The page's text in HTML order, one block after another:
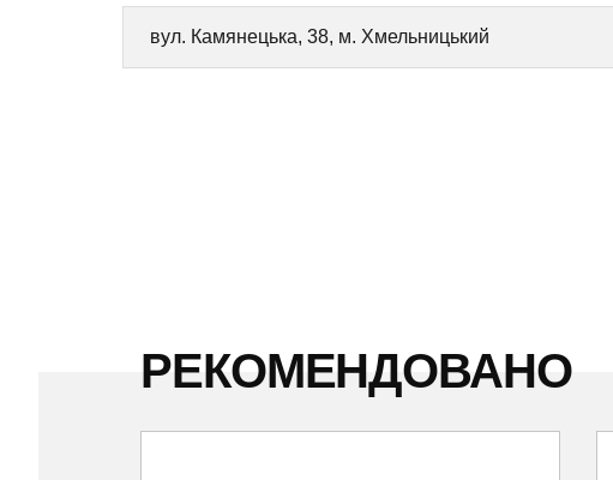
вул. Камянецька, 38, м. Хмельницький
РЕКОМЕНДОВАНО